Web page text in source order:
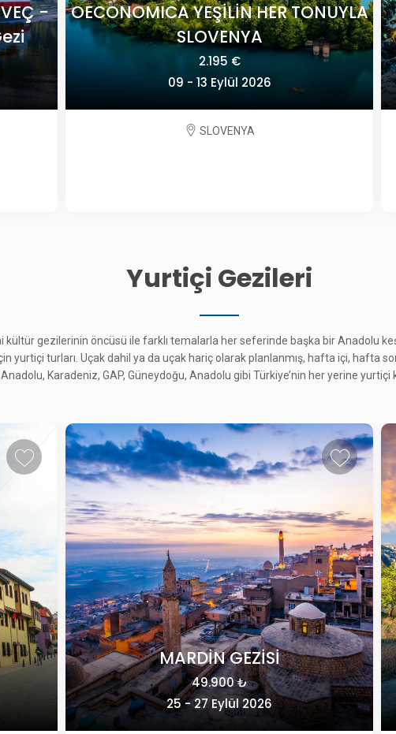
POLONYA'DA TARİH VE SANAT
2.825 €
24 Eylül - 01 Ekim 2026
POLONYA
Yurtiçi Gezileri
kültür gezilerinin öncüsü ile farklı temalarla her seferinde başka bir Anadolu
yurtiçi turları. Uçak dahil ya da uçak hariç olarak planlanmış, hafta içi, hafta
Karadeniz, GAP, Güneydoğu, Anadolu gibi Türkiye’nin her yerine yurtiçi
KLASİK KAPADOKYA
49.415 ₺
28 - 31 Ekim 2026